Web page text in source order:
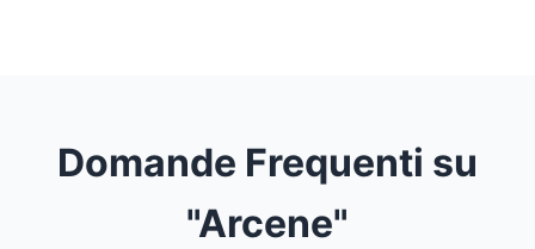
Domande Frequenti su
"Arcene"